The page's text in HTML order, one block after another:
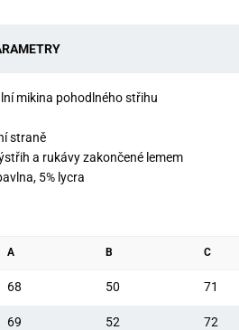
mikina pohodlného střihu
straně
a rukávy zakončené lemem
5% lycra
A B C
68 50 71
69 52 72